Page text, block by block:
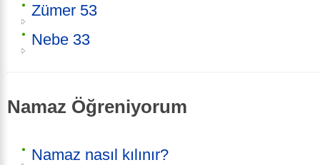
Zümer 53
Nebe 33
Namaz Öğreniyorum
Namaz nasıl kılınır?